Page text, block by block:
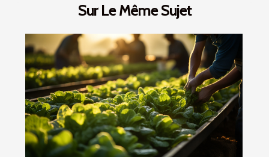
Sur Le Même Sujet